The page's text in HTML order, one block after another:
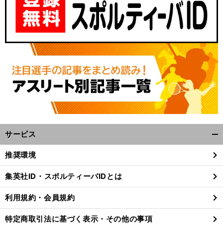
サービス
閉
る
推奨環境
集英社ID・スポルティーバIDとは
利用規約・会員規約
特定商取引法に基づく表示・その他の事項